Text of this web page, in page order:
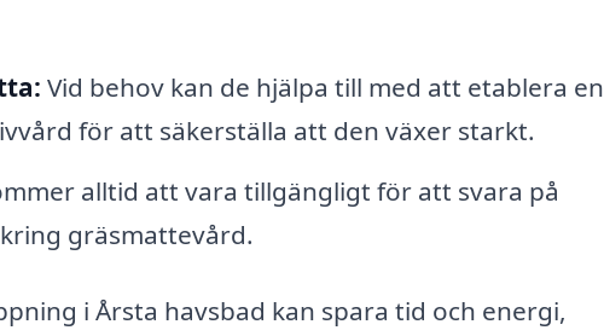
Vid behov kan de hjälpa till med att etablera en
för att säkerställa att den växer starkt.
alltid att vara tillgängligt för att svara på
gräsmattevård.
i Årsta havsbad kan spara tid och energi,